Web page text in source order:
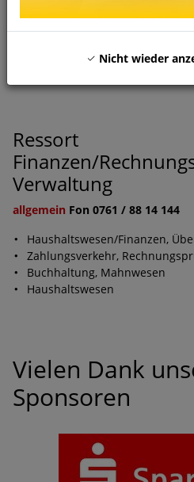
allgemeine Verwaltung
Versicherungen
Ressort
Finanzen/
Verwaltung
allgemein Fon 0761 / 88 14 144
Haushaltswesen/Finanzen,
Zahlungsverkehr,
Buchhaltung, Mahnwesen
Haushaltswesen
Vielen Dank
Sponsoren
Nicht wieder